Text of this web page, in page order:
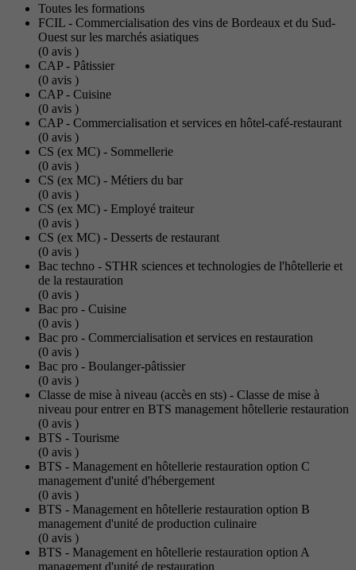
Toutes les formations
FCIL - Commercialisation des vins de Bordeaux et du Sud-
Ouest sur les marchés asiatiques
(0 avis )
CAP - Pâtissier
(0 avis )
CAP - Cuisine
(0 avis )
CAP - Commercialisation et services en hôtel-café-restaurant
(0 avis )
CS (ex MC) - Sommellerie
(0 avis )
CS (ex MC) - Métiers du bar
(0 avis )
CS (ex MC) - Employé traiteur
(0 avis )
CS (ex MC) - Desserts de restaurant
(0 avis )
Bac techno - STHR sciences et technologies de l'hôtellerie et
de la restauration
(0 avis )
Bac pro - Cuisine
(0 avis )
Bac pro - Commercialisation et services en restauration
(0 avis )
Bac pro - Boulanger-pâtissier
(0 avis )
Classe de mise à niveau (accès en sts) - Classe de mise à
niveau pour entrer en BTS management hôtellerie restauration
(0 avis )
BTS - Tourisme
(0 avis )
BTS - Management en hôtellerie restauration option C
management d'unité d'hébergement
(0 avis )
BTS - Management en hôtellerie restauration option B
management d'unité de production culinaire
(0 avis )
BTS - Management en hôtellerie restauration option A
management d'unité de restauration